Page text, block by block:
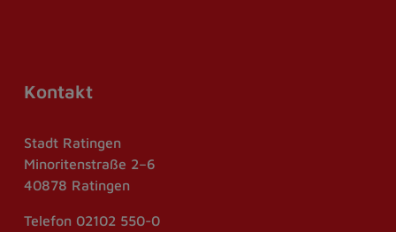
Kontakt
Stadt Ratingen
Minoritenstraße 2–6
40878 Ratingen
Telefon 02102 550-0